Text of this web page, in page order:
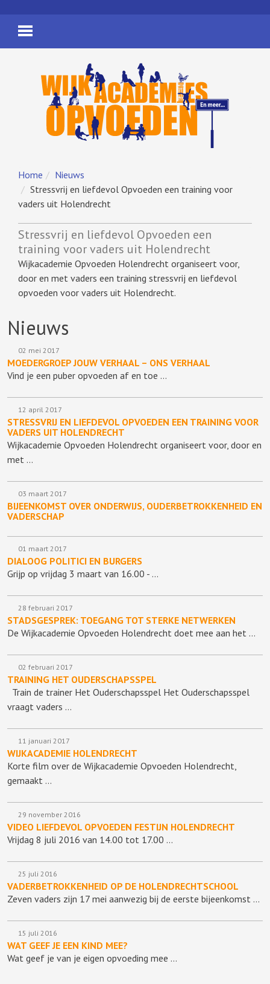
Home
Nieuws
Stressvrij en liefdevol Opvoeden een training voor
vaders uit Holendrecht
Stressvrij en liefdevol Opvoeden een
training voor vaders uit Holendrecht
Wijkacademie Opvoeden Holendrecht organiseert voor,
door en met vaders een training stressvrij en liefdevol
opvoeden voor vaders uit Holendrecht.
Nieuws
02 mei 2017
MOEDERGROEP JOUW VERHAAL – ONS VERHAAL
Vind je een puber opvoeden af en toe …
12 april 2017
STRESSVRIJ EN LIEFDEVOL OPVOEDEN EEN TRAINING VOOR
VADERS UIT HOLENDRECHT
Wijkacademie Opvoeden Holendrecht organiseert voor, door en
met …
03 maart 2017
BIJEENKOMST OVER ONDERWIJS, OUDERBETROKKENHEID EN
VADERSCHAP
01 maart 2017
DIALOOG POLITICI EN BURGERS
Grijp op vrijdag 3 maart van 16.00 - …
28 februari 2017
STADSGESPREK: TOEGANG TOT STERKE NETWERKEN
De Wijkacademie Opvoeden Holendrecht doet mee aan het …
02 februari 2017
TRAINING HET OUDERSCHAPSSPEL
Train de trainer Het Ouderschapsspel Het Ouderschapsspel
vraagt vaders …
11 januari 2017
WIJKACADEMIE HOLENDRECHT
Korte film over de Wijkacademie Opvoeden Holendrecht,
gemaakt …
29 november 2016
VIDEO LIEFDEVOL OPVOEDEN FESTIJN HOLENDRECHT
Vrijdag 8 juli 2016 van 14.00 tot 17.00 …
25 juli 2016
VADERBETROKKENHEID OP DE HOLENDRECHTSCHOOL
Zeven vaders zijn 17 mei aanwezig bij de eerste bijeenkomst …
15 juli 2016
WAT GEEF JE EEN KIND MEE?
Wat geef je van je eigen opvoeding mee …